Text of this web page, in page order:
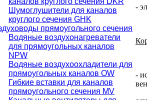
Шумоглушители для каналов
круглого сечения GHK
прямоугольного сечения
Водяные воздухонагреватели
для прямоугольных каналов
NPW
Водяные воздухоохладители для
прямоугольных каналов OW
Гибкие вставки для каналов
прямоугольного сечения MV
-
-